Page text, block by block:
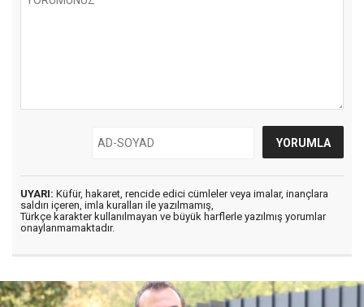
UYARI: Küfür, hakaret, rencide edici cümleler veya imalar, inançlara
saldırı içeren, imla kuralları ile yazılmamış,
Türkçe karakter kullanılmayan ve büyük harflerle yazılmış yorumlar
onaylanmamaktadır.